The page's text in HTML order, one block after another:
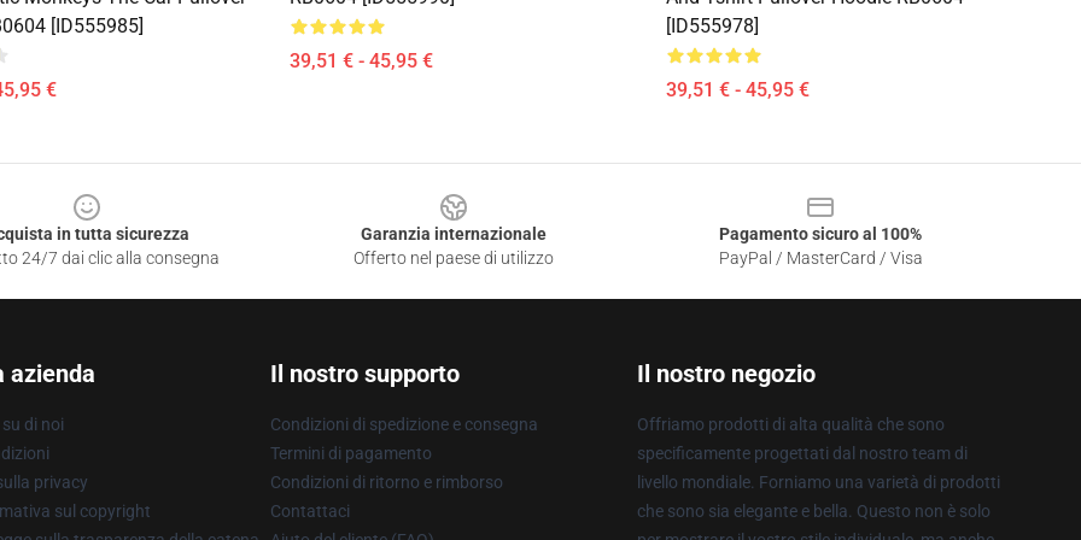
[ID555985]
€
39,51 € - 45,95 €
[ID555978]
39,51 € - 45,95 €
in tutta sicurezza
24/7 dai clic alla consegna
Garanzia internazionale
Offerto nel paese di utilizzo
Pagamento sicuro al 100%
PayPal / MasterCard / Visa
azienda
di noi
privacy
sul copyright
Il nostro supporto
Condizioni di spedizione e consegna
Termini di pagamento
Condizioni di ritorno e rimborso
Contattaci
Il nostro negozio
Offriamo prodotti di alta qualità che sono
specificamente progettati dal nostro team di
livello mondiale. Forniamo una varietà di prodotti
che sono sia elegante e bella. Questo non è solo